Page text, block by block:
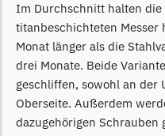
Powerplus
Powerplus Messer
Begrenzungsdraht
Powerworks
Powerworks Messer
Im Durchschnitt halten die
titanbeschichteten
Monat länger als die
drei Monate. Beide
geschliffen, sowohl an der
Oberseite. Außerdem
dazugehörigen Schrauben